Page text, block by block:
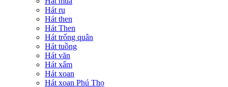
Hát ru
Hát then
Hát Then
Hát trống quân
Hát tuồng
Hát văn
Hát xẩm
Hát xoan
Hát xoan Phú Thọ